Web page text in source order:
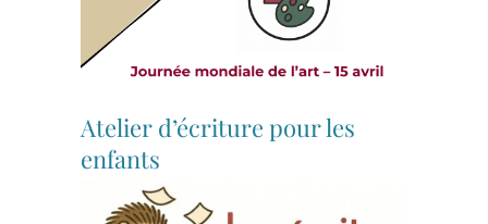
Atelier d’écriture pour les
enfants